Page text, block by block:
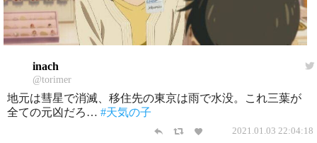
inach
@torimer
地元は彗星で消滅、移住先の東京は雨で水没。これ三葉が
全ての元凶だろ… #天気の子
2021.01.03 22:04:18